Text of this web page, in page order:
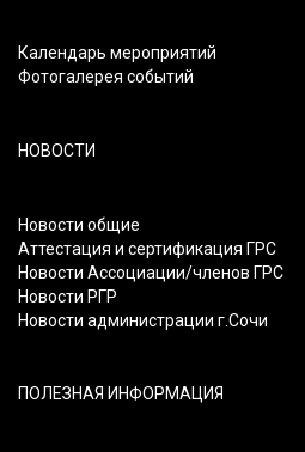
Календарь мероприятий
Фотогалерея событий
НОВОСТИ
Новости общие
Аттестация и сертификация ГРС
Новости Ассоциации/членов ГРС
Новости РГР
Новости администрации г.Сочи
ПОЛЕЗНАЯ ИНФОРМАЦИЯ